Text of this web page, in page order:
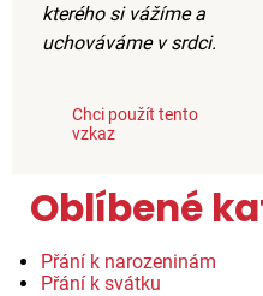
kterého si vážíme a
uchováváme v srdci.
Chci použít tento
vzkaz
Oblíbené
Přání k narozeninám
Přání k svátku